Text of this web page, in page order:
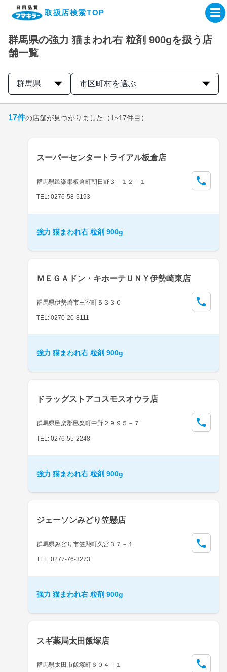
取扱店検索TOP
企業・IR情報サイト
製品情報サイト
取扱店検索はこちら
群馬県の強力 猫まわれ右 粒剤 900gを扱う店
舗一覧
群馬県 市区町村を選ぶ
17件の店舗が見つかりました （1~17件目）
スーパーセンタートライアル板倉店
群馬県邑楽郡板倉町朝日野３－１２－１
TEL: 0276-58-5193
強力 猫まわれ右 粒剤 900g
ＭＥＧＡドン・キホーテＵＮＹ伊勢崎東店
群馬県伊勢崎市三室町５３３０
TEL: 0270-20-8111
強力 猫まわれ右 粒剤 900g
ドラッグストアコスモスオウラ店
群馬県邑楽郡邑楽町中野２９９５－７
TEL: 0276-55-2248
強力 猫まわれ右 粒剤 900g
ジェーソンみどり笠懸店
群馬県みどり市笠懸町久宮３７－１
TEL: 0277-76-3273
強力 猫まわれ右 粒剤 900g
スギ薬局太田飯塚店
群馬県太田市飯塚町６０４－１